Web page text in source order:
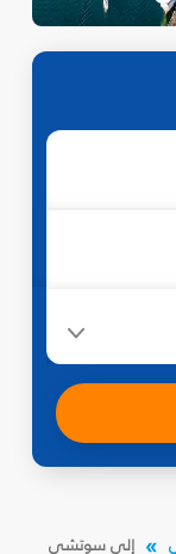
إلى سوتشي